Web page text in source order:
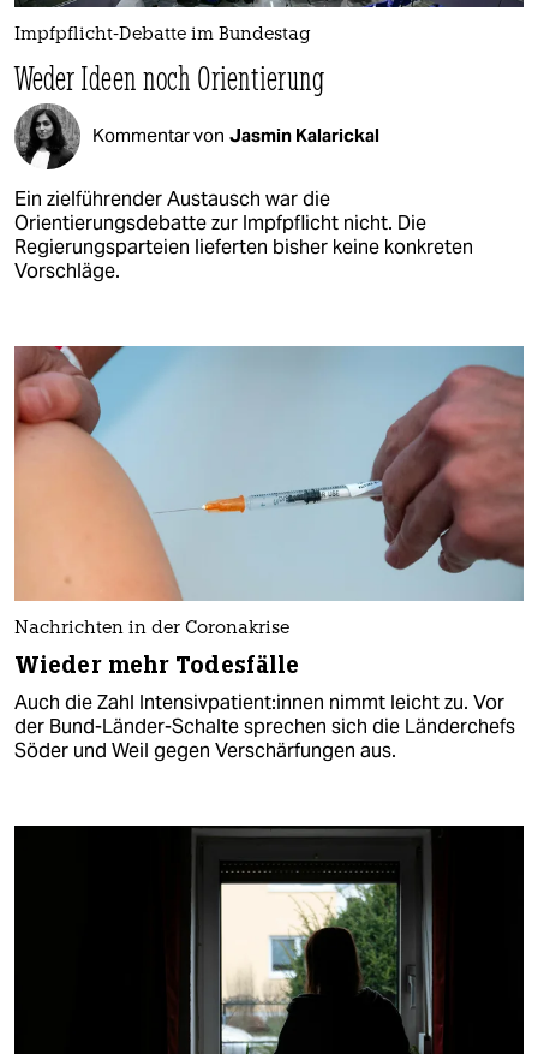
Impfpflicht-Debatte im Bundestag
Weder Ideen noch Orientierung
Kommentar von Jasmin Kalarickal
Ein zielführender Austausch war die
Orientierungsdebatte zur Impfpflicht nicht. Die
Regierungsparteien lieferten bisher keine konkreten
Vorschläge.
Nachrichten in der Coronakrise
Wieder mehr Todesfälle
Auch die Zahl In­ten­siv­pa­ti­en­t:in­nen nimmt leicht zu. Vor
der Bund-Länder-Schalte sprechen sich die Länderchefs
Söder und Weil gegen Verschärfungen aus.